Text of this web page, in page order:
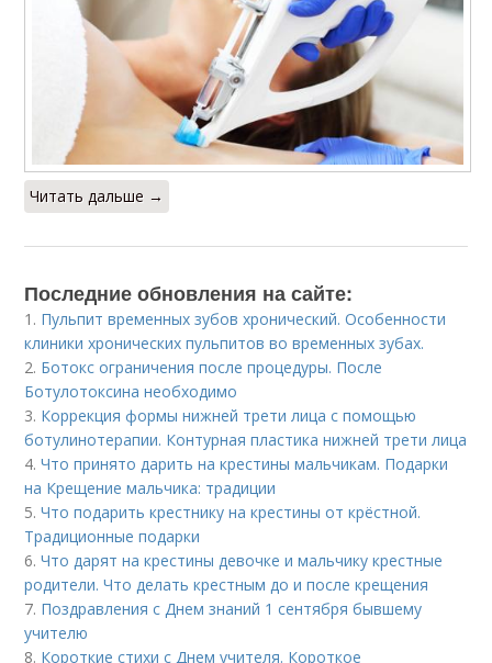
Читать дальше →
Последние обновления на сайте:
1. Пульпит временных зубов хронический. Особенности
клиники хронических пульпитов во временных зубах.
2. Ботокс ограничения после процедуры. После
Ботулотоксина необходимо
3. Коррекция формы нижней трети лица с помощью
ботулинотерапии. Контурная пластика нижней трети лица
4.Что принято дарить на крестины мальчикам. Подарки
на Крещение мальчика: традиции
5.Что подарить крестнику на крестины от крёстной.
Традиционные подарки
6.Что дарят на крестины девочке и мальчику крестные
родители. Что делать крестным до и после крещения
7. Поздравления с Днем знаний 1 сентября бывшему
учителю
8. Короткие стихи с Днем учителя. Короткое